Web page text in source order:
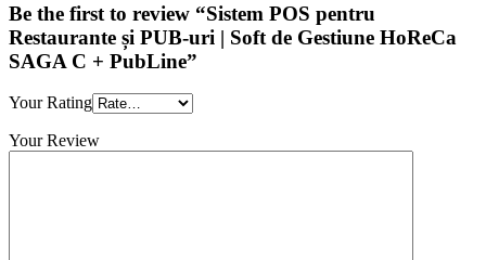
Be the first to review “Sistem POS pentru
Restaurante și PUB-uri | Soft de Gestiune HoReCa
SAGA C + PubLine”
Your Rating
Your Review